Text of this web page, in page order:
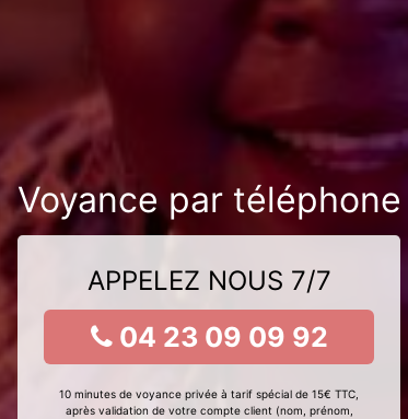
Voyance par téléphone
APPELEZ NOUS 7/7
04 23 09 09 92
10 minutes de voyance privée à tarif spécial de 15€ TTC,
après validation de votre compte client (nom, prénom,